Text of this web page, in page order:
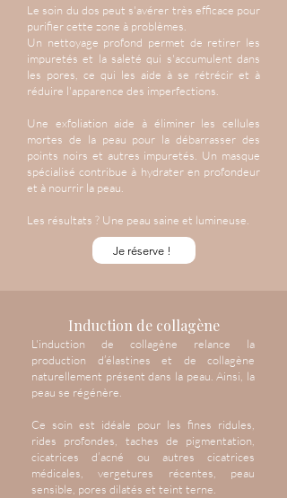
Le soin du dos peut s'avérer très efficace pour
purifier cette zone à problèmes.
Un nettoyage profond permet de retirer les
impuretés et la saleté qui s'accumulent dans
les pores, ce qui les aide à se rétrécir et à
réduire l'apparence des imperfections.
Une exfoliation aide à éliminer les cellules
mortes de la peau pour la débarrasser des
points noirs et autres impuretés. Un masque
spécialisé contribue à hydrater en profondeur
et à nourrir la peau.
Les résultats ? Une peau saine et lumineuse.
Je réserve !
Induction de collagène
L'induction de collagène relance la
production d’élastines et de collagène
naturellement présent dans la peau. Ainsi, la
peau se régénère.
Ce soin est idéale pour les fines ridules,
rides profondes, taches de pigmentation,
cicatrices d’acné ou autres cicatrices
médicales, vergetures récentes, peau
sensible, pores dilatés et teint terne.